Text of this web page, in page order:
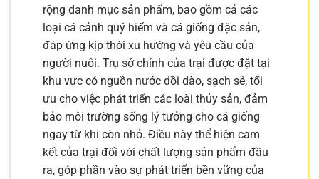
rộng danh mục sản phẩm, bao gồm cả các
loại cá cảnh quý hiếm và cá giống đặc sản,
đáp ứng kịp thời xu hướng và yêu cầu của
người nuôi. Trụ sở chính của trại được đặt tại
khu vực có nguồn nước dồi dào, sạch sẽ, tối
ưu cho việc phát triển các loài thủy sản, đảm
bảo môi trường sống lý tưởng cho cá giống
ngay từ khi còn nhỏ. Điều này thể hiện cam
kết của trại đối với chất lượng sản phẩm đầu
ra, góp phần vào sự phát triển bền vững của